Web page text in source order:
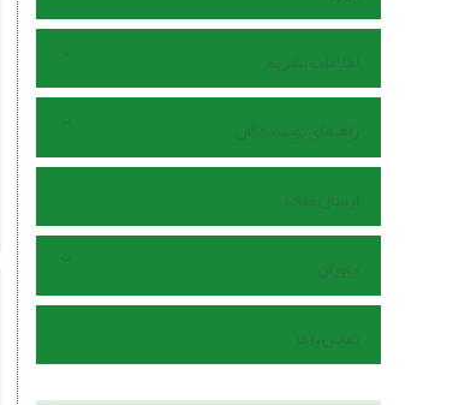
اطلاعات نشریه
راهنمای نویسندگان
ارسال مقاله
داوران
تماس با ما